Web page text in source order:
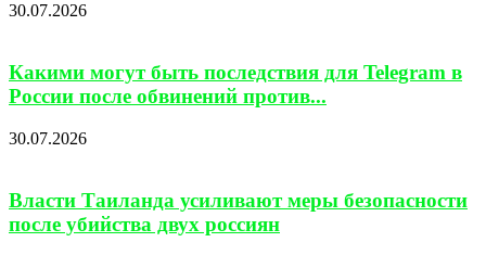
30.07.2026
Какими могут быть последствия для Telegram в
России после обвинений против...
30.07.2026
Власти Таиланда усиливают меры безопасности
после убийства двух россиян